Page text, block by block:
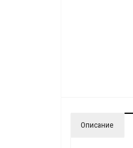
Описание